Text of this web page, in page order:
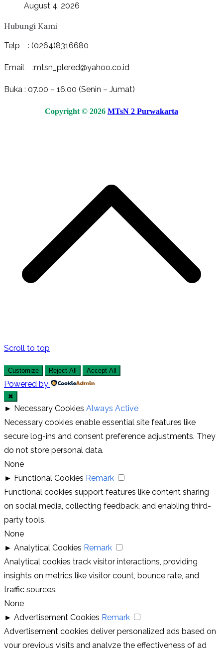
August 4, 2026
Hubungi Kami
Telp : (0264)8316680
Email :mtsn_plered@yahoo.co.id
Buka : 07.00 – 16.00 (Senin – Jumat)
Copyright © 2026 MTsN 2 Purwakarta
Scroll to top
Customize Reject All Accept All
Powered by
✖
► Necessary Cookies Always Active
Necessary cookies enable essential site features like
secure log-ins and consent preference adjustments. They
do not store personal data.
None
► Functional Cookies Remark
Functional cookies support features like content sharing
on social media, collecting feedback, and enabling third-
party tools.
None
► Analytical Cookies Remark
Analytical cookies track visitor interactions, providing
insights on metrics like visitor count, bounce rate, and
traffic sources.
None
► Advertisement Cookies Remark
Advertisement cookies deliver personalized ads based on
your previous visits and analyze the effectiveness of ad